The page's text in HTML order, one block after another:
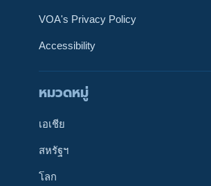
ติดตามเรา
VOA's Privacy Policy
Accessibility
หมวดหมู่
เอเชีย
สหรัฐฯ
โลก